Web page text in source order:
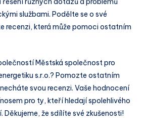
službami. Podělte se o své
recenzi, která může pomoci ostatním
Městská společnost pro
s.r.o.? Pomozte ostatním
svou recenzi. Vaše hodnocení
pro ty, kteří hledají spolehlivého
Děkujeme, že sdílíte své zkušenosti!